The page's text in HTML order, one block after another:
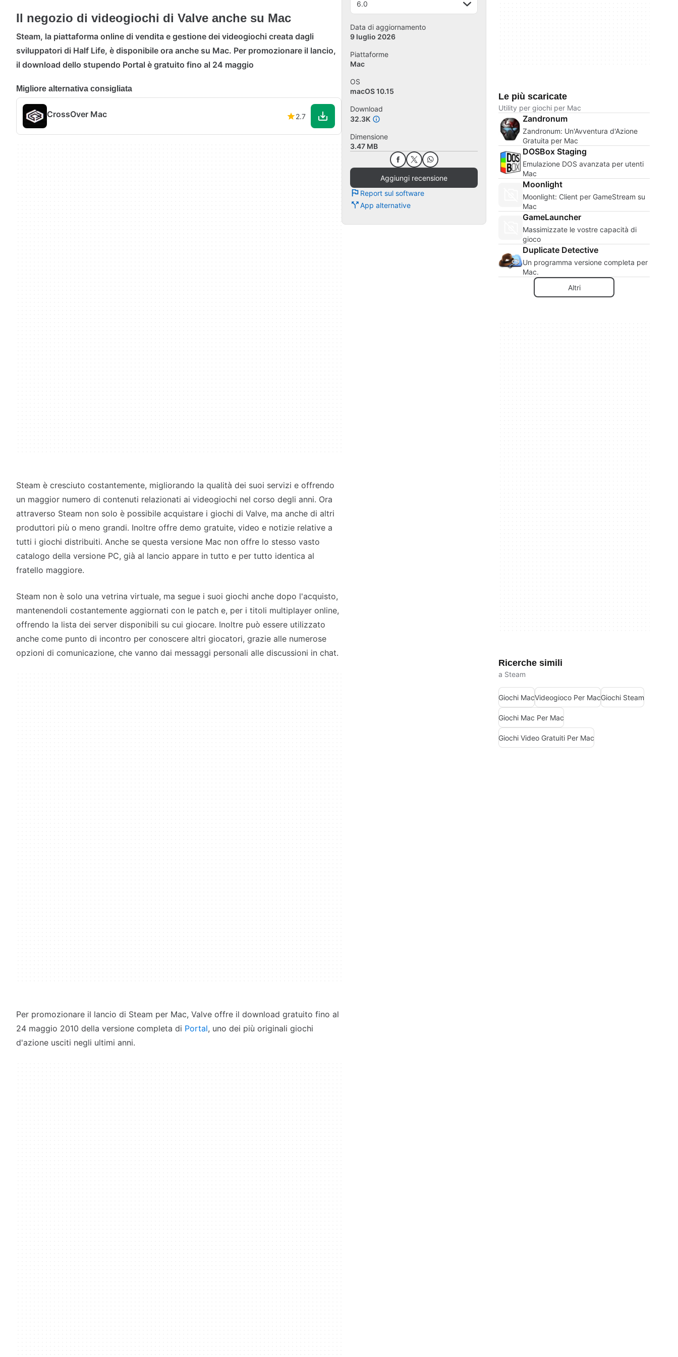
Il negozio di videogiochi di Valve anche su Mac
Steam, la piattaforma online di vendita e gestione dei videogiochi creata dagli
sviluppatori di Half Life, è disponibile ora anche su Mac. Per promozionare il lancio,
il download dello stupendo Portal è gratuito fino al 24 maggio
Migliore alternativa consigliata
CrossOver Mac 2.7
Steam è cresciuto costantemente, migliorando la qualità dei suoi servizi e offrendo
un maggior numero di contenuti relazionati ai videogiochi nel corso degli anni. Ora
attraverso Steam non solo è possibile acquistare i giochi di Valve, ma anche di altri
produttori più o meno grandi. Inoltre offre demo gratuite, video e notizie relative a
tutti i giochi distribuiti. Anche se questa versione Mac non offre lo stesso vasto
catalogo della versione PC, già al lancio appare in tutto e per tutto identica al
fratello maggiore.
Steam non è solo una vetrina virtuale, ma segue i suoi giochi anche dopo l'acquisto,
mantenendoli costantemente aggiornati con le patch e, per i titoli multiplayer online,
offrendo la lista dei server disponibili su cui giocare. Inoltre può essere utilizzato
anche come punto di incontro per conoscere altri giocatori, grazie alle numerose
opzioni di comunicazione, che vanno dai messaggi personali alle discussioni in chat.
Per promozionare il lancio di Steam per Mac, Valve offre il download gratuito fino al
24 maggio 2010 della versione completa di Portal, uno dei più originali giochi
d'azione usciti negli ultimi anni.
6.0
Data di aggiornamento
9 luglio 2026
Piattaforme
Mac
OS
macOS 10.15
Download
32.3K
Dimensione
3.47 MB
Aggiungi recensione
Report sul software
App alternative
Le più scaricate
Utility per giochi per Mac
Zandronum
Zandronum: Un'Avventura d'Azione
Gratuita per Mac
DOSBox Staging
Emulazione DOS avanzata per utenti
Mac
Moonlight
Moonlight: Client per GameStream su
Mac
GameLauncher
Massimizzate le vostre capacità di
gioco
Duplicate Detective
Un programma versione completa per
Mac.
Altri
Ricerche simili
a Steam
Giochi MacVideogioco Per MacGiochi Steam
Giochi Mac Per Mac
Giochi Video Gratuiti Per Mac